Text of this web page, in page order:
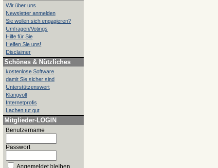
Wir über uns
Newsletter anmelden
Sie wollen sich engagieren?
Umfragen/Votings
Hilfe für Sie
Helfen Sie uns!
Disclaimer
Schönes & Nützliches
kostenlose Software
damit Sie sicher sind
Unterstützenswert
Klangvoll
Internetprofis
Lachen tut gut
Mitglieder-LOGIN
Benutzername
Passwort
Angemeldet bleiben